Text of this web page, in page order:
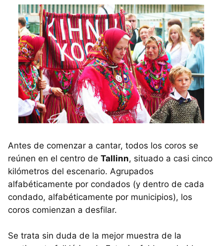
Antes de comenzar a cantar, todos los coros se
reúnen en el centro de Tallinn, situado a casi cinco
kilómetros del escenario. Agrupados
alfabéticamente por condados (y dentro de cada
condado, alfabéticamente por municipios), los
coros comienzan a desfilar.
Se trata sin duda de la mejor muestra de la